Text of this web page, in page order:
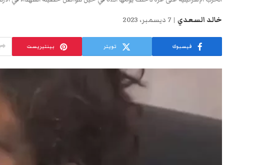
خالد السعدي 7 ديسمبر، 2023
فيسبوك تويتر بينتيريست